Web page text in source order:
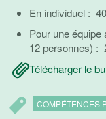
En individuel :
Pour une équipe
12 personnes) :
Télécharger le
COMPÉTENCES